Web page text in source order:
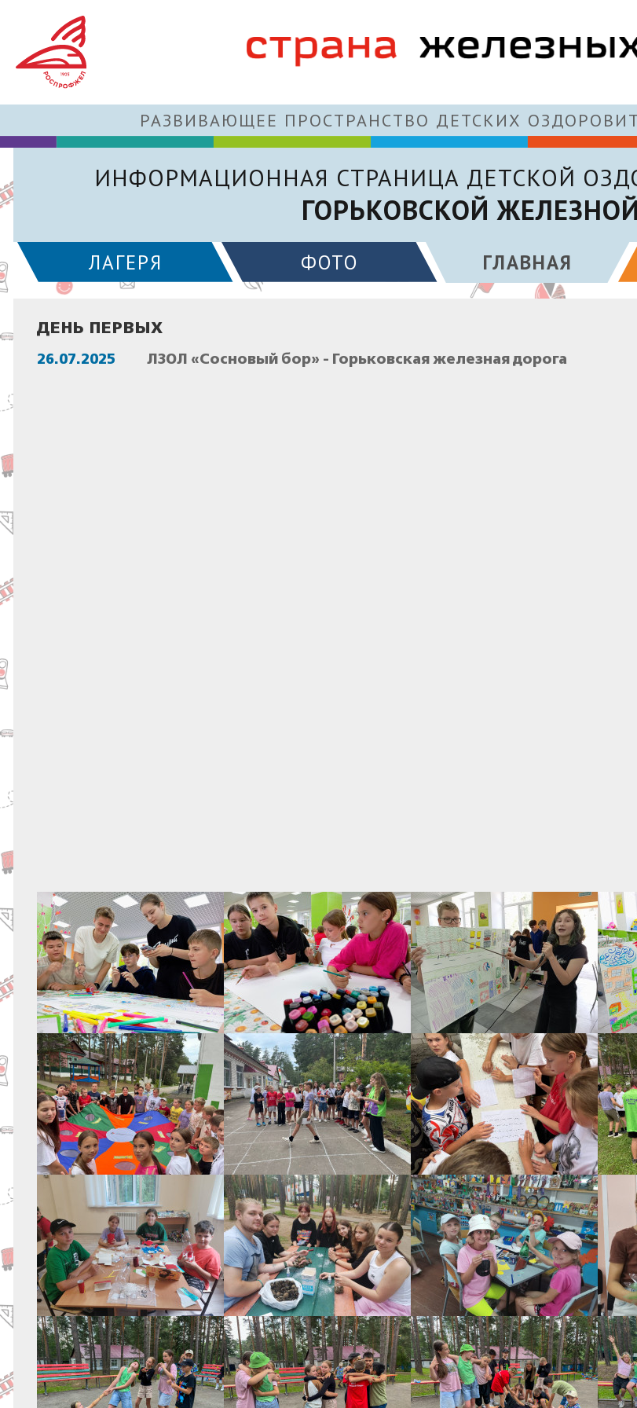
РАЗВИВАЮЩЕЕ ПРОСТРАНСТВО ДЕТСКИХ
ИНФОРМАЦИОННАЯ СТРАНИЦА ДЕТСКОЙ
ГОРЬКОВСКОЙ
ЛАГЕРЯ ФОТО ГЛАВНАЯ
ДЕНЬ ПЕРВЫХ
26.07.2025 ЛЗОЛ «Сосновый бор» - Горьковская железная дорога